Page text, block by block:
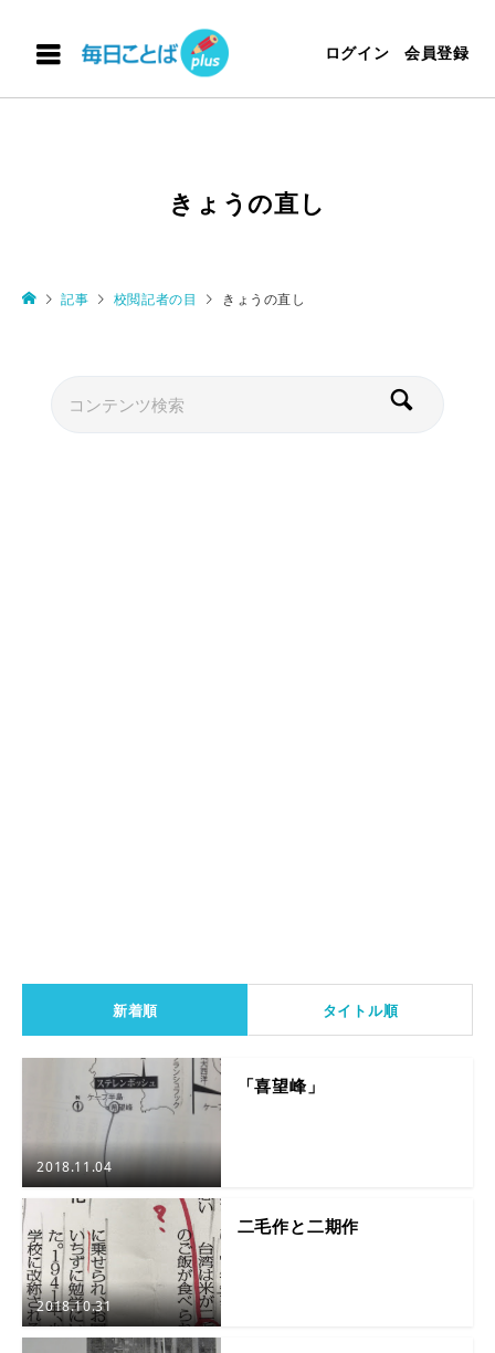
ログイン 会員登録
きょうの直し
記事 校閲記者の目 きょうの直し
新着順 タイトル順
2018.11.04
「喜望峰」
2018.10.31
二毛作と二期作